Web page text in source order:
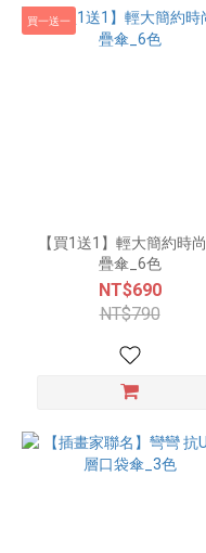
買一送一
【買1送1】輕大簡約時
疊傘_6色
NT$690
NT$790